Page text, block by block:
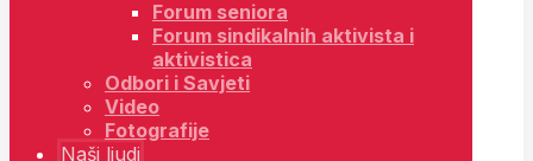
Forum seniora
Forum sindikalnih aktivista i
aktivistica
Odbori i Savjeti
Video
Fotografije
Naši ljudi